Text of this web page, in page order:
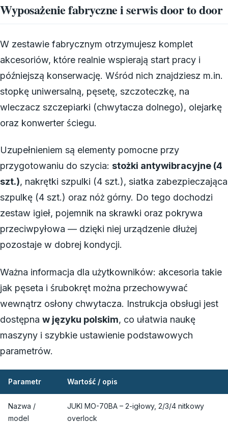
Wyposażenie fabryczne i serwis door to door
W zestawie fabrycznym otrzymujesz komplet
akcesoriów, które realnie wspierają start pracy i
późniejszą konserwację. Wśród nich znajdziesz m.in.
stopkę uniwersalną, pęsetę, szczoteczkę, na
wleczacz szczepiarki (chwytacza dolnego), olejarkę
oraz konwerter ściegu.
Uzupełnieniem są elementy pomocne przy
przygotowaniu do szycia: stożki antywibracyjne (4
szt.), nakrętki szpulki (4 szt.), siatka zabezpieczająca
szpulkę (4 szt.) oraz nóż górny. Do tego dochodzi
zestaw igieł, pojemnik na skrawki oraz pokrywa
przeciwpyłowa — dzięki niej urządzenie dłużej
pozostaje w dobrej kondycji.
Ważna informacja dla użytkowników: akcesoria takie
jak pęseta i śrubokręt można przechowywać
wewnątrz osłony chwytacza. Instrukcja obsługi jest
dostępna w języku polskim, co ułatwia naukę
maszyny i szybkie ustawienie podstawowych
parametrów.
Parametr Wartość / opis
Nazwa /
model
JUKI MO-70BA – 2-igłowy, 2/3/4 nitkowy
overlock